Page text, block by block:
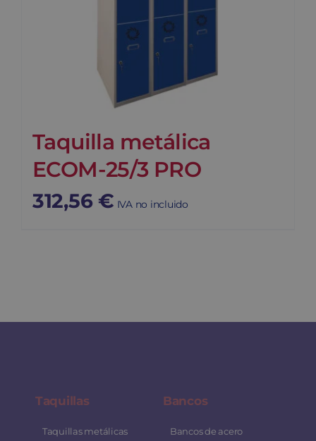
Taquilla metálica
ECOM-25/3 PRO
312,56 € IVA no incluido
Taquillas
Taquillas metálicas
Bancos
Bancos de acero